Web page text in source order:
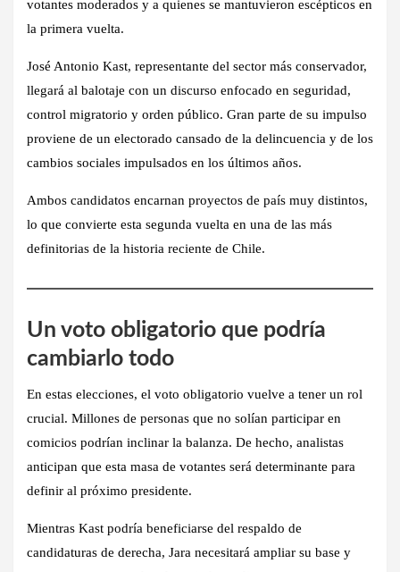
votantes moderados y a quienes se mantuvieron escépticos en
la primera vuelta.
José Antonio Kast, representante del sector más conservador,
llegará al balotaje con un discurso enfocado en seguridad,
control migratorio y orden público. Gran parte de su impulso
proviene de un electorado cansado de la delincuencia y de los
cambios sociales impulsados en los últimos años.
Ambos candidatos encarnan proyectos de país muy distintos,
lo que convierte esta segunda vuelta en una de las más
definitorias de la historia reciente de Chile.
Un voto obligatorio que podría
cambiarlo todo
En estas elecciones, el voto obligatorio vuelve a tener un rol
crucial. Millones de personas que no solían participar en
comicios podrían inclinar la balanza. De hecho, analistas
anticipan que esta masa de votantes será determinante para
definir al próximo presidente.
Mientras Kast podría beneficiarse del respaldo de
candidaturas de derecha, Jara necesitará ampliar su base y